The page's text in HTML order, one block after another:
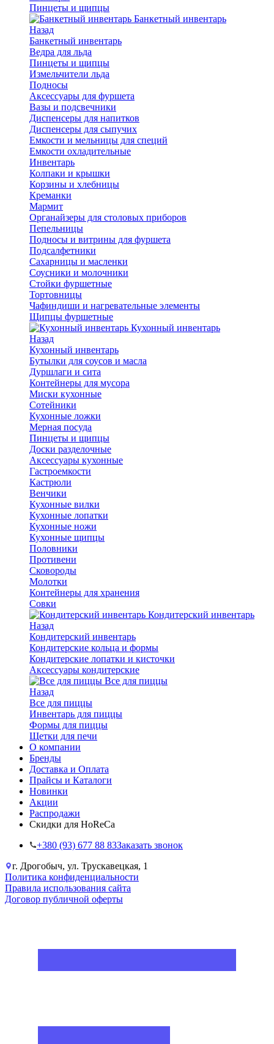
Пинцеты и щипцы
Банкетный инвентарь
Назад
Банкетный инвентарь
Ведра для льда
Пинцеты и щипцы
Измельчители льда
Подносы
Аксессуары для фуршета
Вазы и подсвечники
Диспенсеры для напитков
Диспенсеры для сыпучих
Емкости и мельницы для специй
Емкости охладительные
Инвентарь
Колпаки и крышки
Корзины и хлебницы
Креманки
Мармит
Органайзеры для столовых приборов
Пепельницы
Подносы и витрины для фуршета
Подсалфетники
Сахарницы и масленки
Соусники и молочники
Стойки фуршетные
Тортовницы
Чафиндиши и нагревательные элементы
Щипцы фуршетные
Кухонный инвентарь
Назад
Кухонный инвентарь
Бутылки для соусов и масла
Дуршлаги и сита
Контейнеры для мусора
Миски кухонные
Сотейники
Кухонные ложки
Мерная посуда
Пинцеты и щипцы
Доски разделочные
Аксессуары кухонные
Гастроемкости
Кастрюли
Венчики
Кухонные вилки
Кухонные лопатки
Кухонные ножи
Кухонные щипцы
Половники
Противени
Сковороды
Молотки
Контейнеры для хранения
Совки
Кондитерский инвентарь
Назад
Кондитерский инвентарь
Кондитерские кольца и формы
Кондитерские лопатки и кисточки
Аксессуары кондитерские
Все для пиццы
Назад
Все для пиццы
Инвентарь для пиццы
Формы для пиццы
Щетки для печи
О компании
Бренды
Доставка и Оплата
Прайсы и Каталоги
Новинки
Акции
Распродажи
Скидки для HoReCa
+38‎0 (93) 677 88 83Заказать звонок
г. Дрогобыч, ул. Трускавецкая, 1
Политика конфиденциальности
Правила использования сайта
Договор публичной оферты